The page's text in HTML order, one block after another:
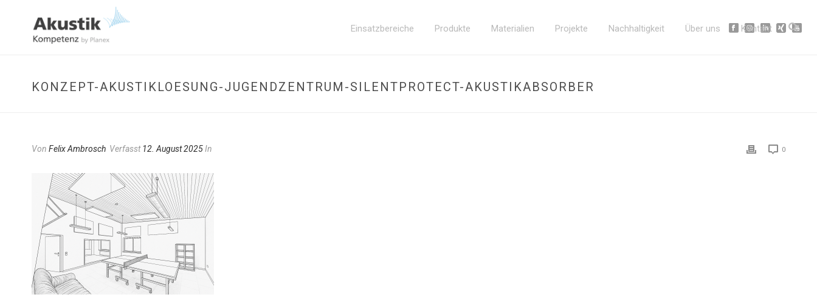
Einsatzbereiche Produkte Materialien Projekte Nachhaltigkeit Über uns Kontakt
KONZEPT-AKUSTIKLOESUNG-JUGENDZENTRUM-SILENTPROTECT-AKUSTIKABSORBER
Von Felix Ambrosch Verfasst12. August 2025In 0